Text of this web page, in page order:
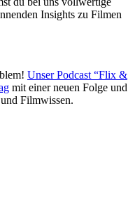
Insights zu Filmen
Unser Podcast “Flix &
mit einer neuen Folge und
Filmwissen.